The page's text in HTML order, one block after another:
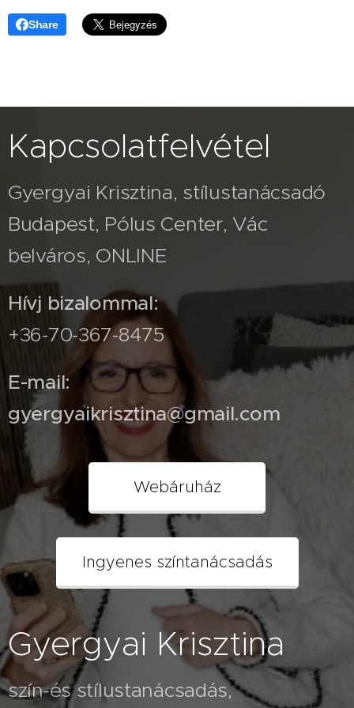
Share
Kapcsolatfelvétel
Gyergyai Krisztina, stílustanácsadó
Budapest, Pólus Center, Vác
belváros, ONLINE
Hívj bizalommal:
+36-70-367-8475
E-mail:
gyergyaikrisztina@gmail.com
Webáruház
Ingyenes színtanácsadás
Gyergyai Krisztina
szín-és stílustanácsadás,